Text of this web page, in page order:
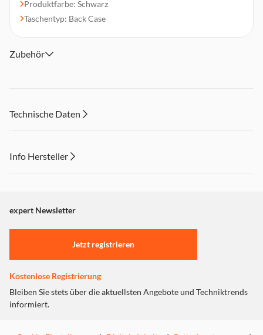
Produktfarbe: Schwarz
Taschentyp: Back Case
Zubehör
Technische Daten
Info Hersteller
"Marketing".
Einstellungen anpassen
expert Newsletter
Jetzt registrieren
Kostenlose Registrierung
Bleiben Sie stets über die aktuellsten Angebote und Techniktrends
informiert.